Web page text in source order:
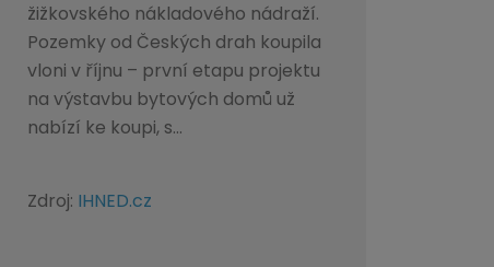
žižkovského nákladového nádraží.
Pozemky od Českých drah koupila
vloni v říjnu – první etapu projektu
na výstavbu bytových domů už
nabízí ke koupi, s...
Zdroj: IHNED.cz